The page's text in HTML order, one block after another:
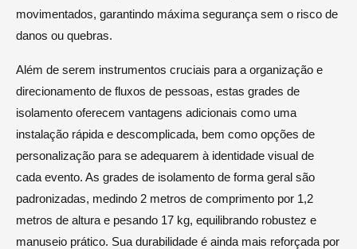
movimentados, garantindo máxima segurança sem o risco de
danos ou quebras.
Além de serem instrumentos cruciais para a organização e
direcionamento de fluxos de pessoas, estas grades de
isolamento oferecem vantagens adicionais como uma
instalação rápida e descomplicada, bem como opções de
personalização para se adequarem à identidade visual de
cada evento. As grades de isolamento de forma geral são
padronizadas, medindo 2 metros de comprimento por 1,2
metros de altura e pesando 17 kg, equilibrando robustez e
manuseio prático. Sua durabilidade é ainda mais reforçada por